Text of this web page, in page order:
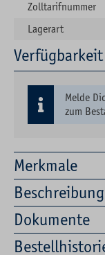
Merkmale
Beschreibung
Dokumente
Zolltarifnummer
Lagerart
Verfügbarkeit
Melde
zum